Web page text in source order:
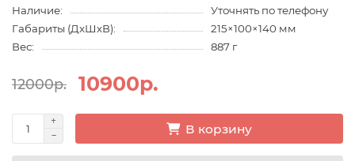
Наличие:
Уточнять по телефону
Габариты (ДхШхВ):
215×100×140 мм
Вес:
887 г
12000р. 10900р.
В корзину